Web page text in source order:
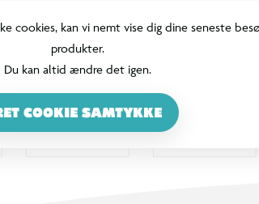
cookies, kan vi nemt vise dig dine seneste
produkter.
Du kan altid ændre det igen.
COOKIE SAMTYKKE